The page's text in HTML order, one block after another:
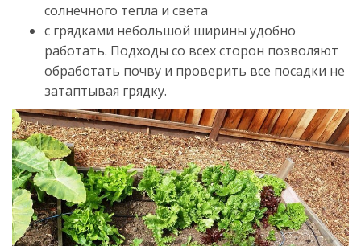
солнечного тепла и света
с грядками небольшой ширины удобно
работать. Подходы со всех сторон позволяют
обработать почву и проверить все посадки не
затаптывая грядку.